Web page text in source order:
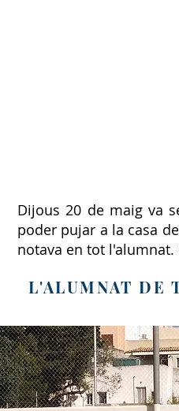
Dijous 20 de maig va
poder pujar a la casa
notava en tot
L'ALUMNAT DE